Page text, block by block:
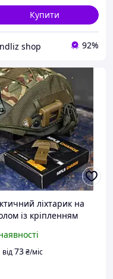
Купити
shop 92%
ліхтарик на
із кріпленням
від73₴/міс